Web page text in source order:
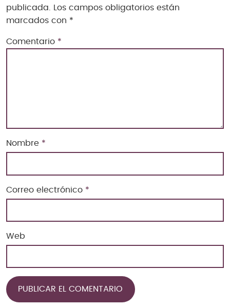
publicada.
Los campos obligatorios están
marcados con *
Comentario *
Nombre *
Correo electrónico *
Web